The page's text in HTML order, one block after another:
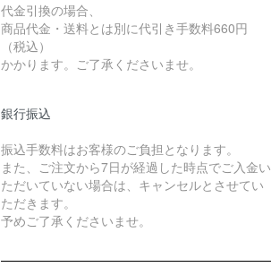
代金引換の場合、
商品代金・送料とは別に代引き手数料660円
（税込）
かかります。ご了承くださいませ。
銀行振込
振込手数料はお客様のご負担となります。
また、ご注文から7日が経過した時点でご入金い
ただいていない場合は、キャンセルとさせてい
ただきます。
予めご了承くださいませ。